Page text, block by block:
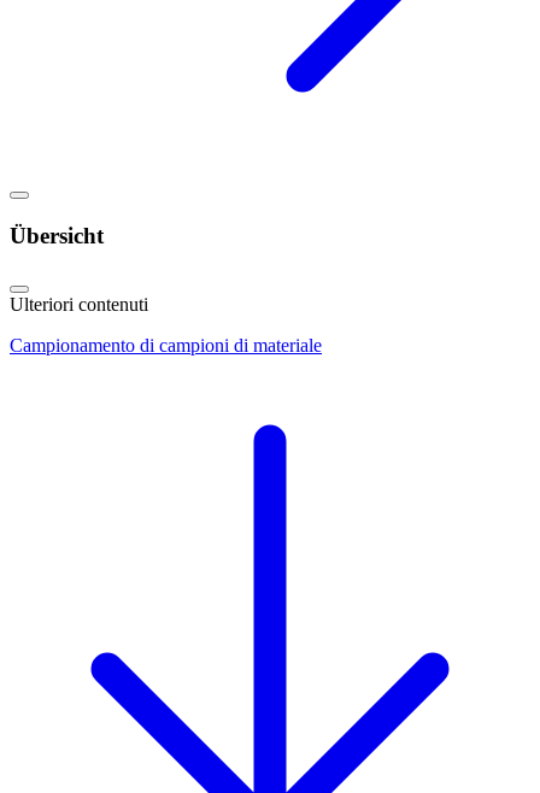
Übersicht
Ulteriori contenuti
Campionamento di campioni di materiale